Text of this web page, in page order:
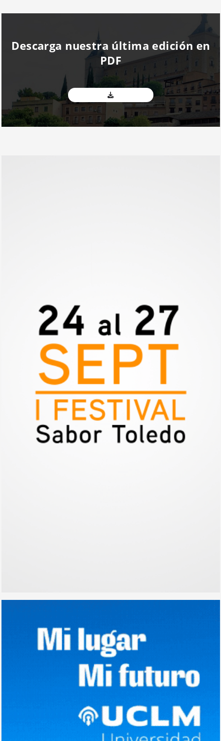
Descarga nuestra última edición en
PDF